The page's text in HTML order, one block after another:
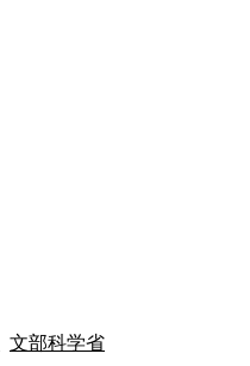
文部科学省